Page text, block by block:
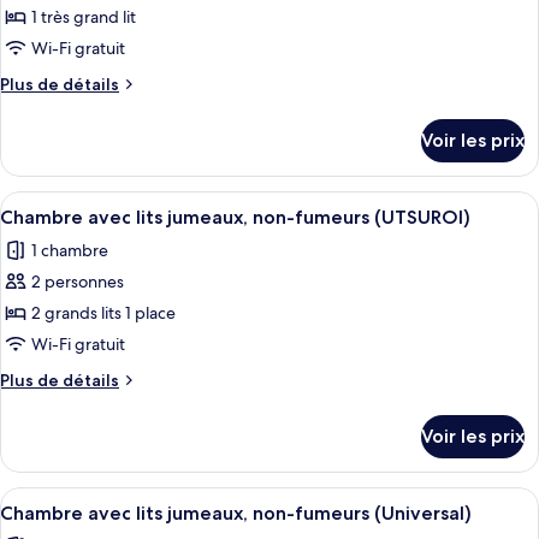
(KOMOREBI
Smaller
size,
42.5
ce
type
chambre :
non-
fumeurs
(SESERAGI)
1 très grand lit
Wi-Fi gratuit
Plus de détails
Plus
le
type
de
Chambre
Double,
fumeurs
(SESERAGI)
Voir les prix
Afficher
toutes
les
photos
pour
ce
type
de
Chambre
avec
lits
Une chambre d’hôtel moderne
6
Chambre avec lits jumeaux, non-fumeurs (UTSUROI)
1 chambre
2 personnes
2 grands lits 1 place
Wi-Fi gratuit
Plus de détails
Plus
le
type
de
Voir les prix
Afficher
toutes
Une chambre d’hôtel avec un grand
1
Chambre avec lits jumeaux, non-fumeurs (Universal)